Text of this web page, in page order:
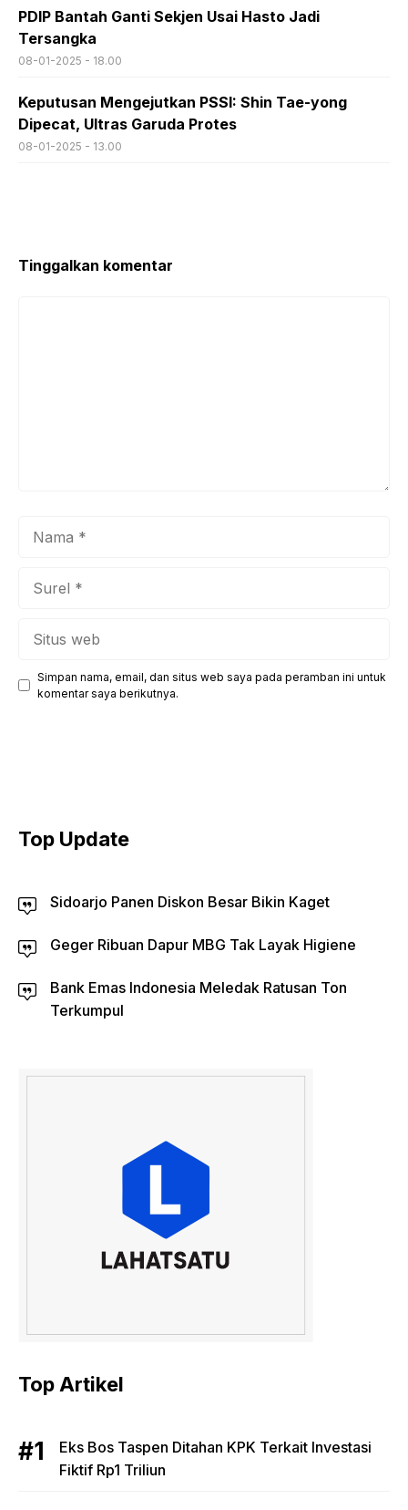
PDIP Bantah Ganti Sekjen Usai Hasto Jadi
Tersangka
08-01-2025 - 18.00
Keputusan Mengejutkan PSSI: Shin Tae-yong
Dipecat, Ultras Garuda Protes
08-01-2025 - 13.00
Tinggalkan komentar
Simpan nama, email, dan situs web saya pada peramban ini untuk
komentar saya berikutnya.
Top Update
Sidoarjo Panen Diskon Besar Bikin Kaget
Geger Ribuan Dapur MBG Tak Layak Higiene
Bank Emas Indonesia Meledak Ratusan Ton
Terkumpul
Top Artikel
Eks Bos Taspen Ditahan KPK Terkait Investasi
Fiktif Rp1 Triliun